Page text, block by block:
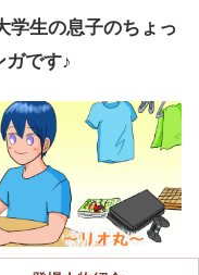
学生の息子のちょっ
ガです♪